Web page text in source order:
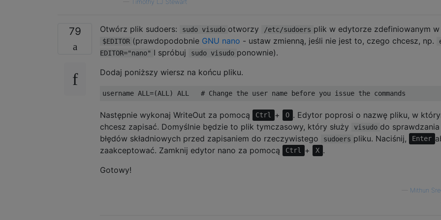
Timothy LJ Stewart
79 Otwórz plik sudoers: sudo visudo otworzy /etc/sudoers plik w edytorze zdefiniowanym w
$EDITOR (prawdopodobnie GNU nano - ustaw zmienną, jeśli nie jest to, czego chcesz, np.
EDITOR="nano" I spróbuj sudo visudo ponownie).
Dodaj poniższy wiersz na końcu pliku.
Następnie wykonaj WriteOut za pomocą Ctrl + O . Edytor poprosi o nazwę pliku, w
chcesz zapisać. Domyślnie będzie to plik tymczasowy, który służy
visudo do sprawdzania
błędów składniowych przed zapisaniem do rzeczywistego
sudoers pliku. Naciśnij, Enter
zaakceptować. Zamknij edytor nano za pomocą
Ctrl + X .
Gotowy!
Mithun